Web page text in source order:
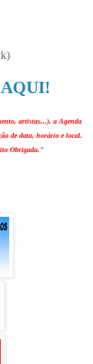
artistas...), a Agenda
de data, horário e local.
Obrigada."